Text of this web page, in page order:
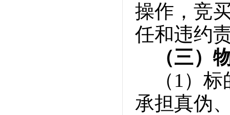
操作，竞
任和违约
（三）
（1）
承担真伪